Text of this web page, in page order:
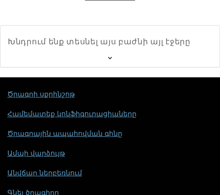
Խնդրում ենք տեսնել այս բաժնի այլ էջերը
Ծրագրի սքրինշոթ
Համեմատեք կոնֆիգուրացիաները
Ծրագրային ապահովման գինը
Ամպի վարձույթ
Անվճար ներբեռնում
Գնել ծրագիրը